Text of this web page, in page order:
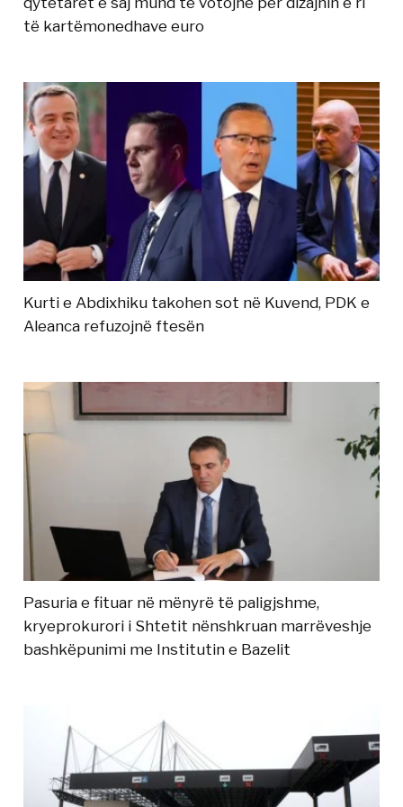
të kartëmonedhave euro
Kurti e Abdixhiku takohen sot në Kuvend, PDK e
Aleanca refuzojnë ftesën
Pasuria e fituar në mënyrë të paligjshme,
kryeprokurori i Shtetit nënshkruan marrëveshje
bashkëpunimi me Institutin e Bazelit